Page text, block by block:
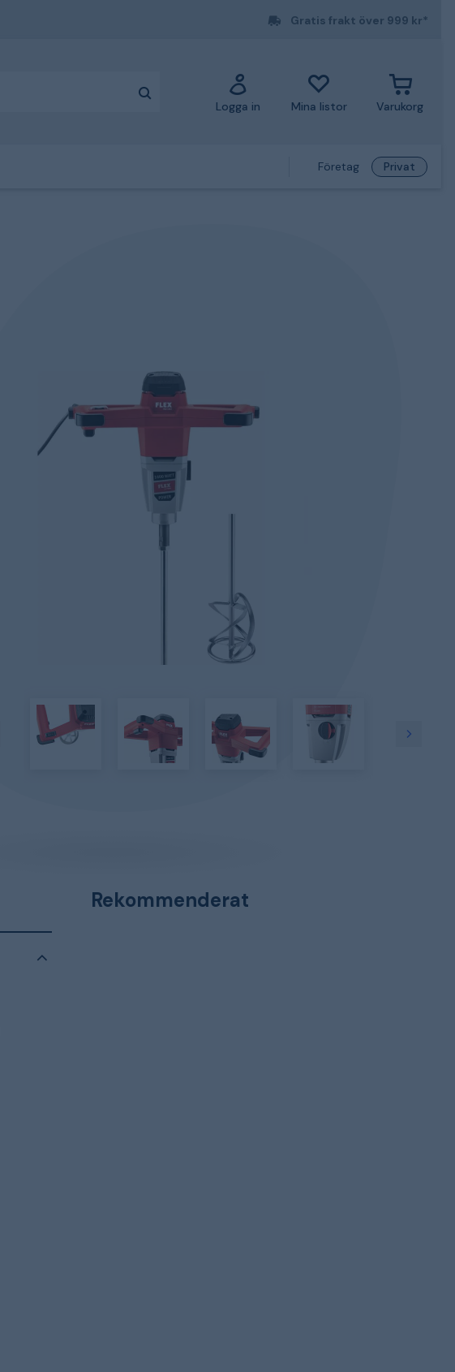
Gratis frakt över 999 kr*
Logga in Mina listor Varukorg
Företag Privat
Rekommenderat